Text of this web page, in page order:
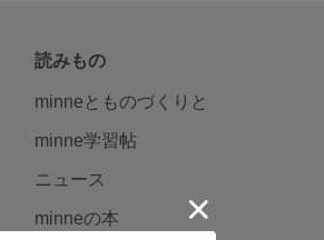
読みもの
minneとものづくりと
minne学習帖
ニュース
minneの本